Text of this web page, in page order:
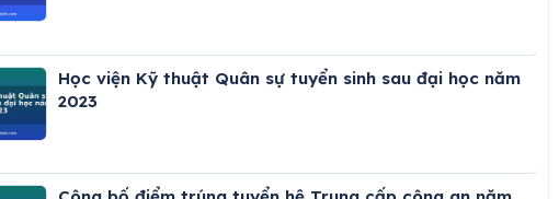
Học viện Kỹ thuật Quân sự tuyển sinh sau đại học năm
2023